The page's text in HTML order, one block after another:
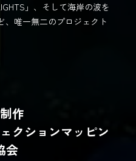
」、そして海岸の波を
、唯一無二のプロジェクト
作
クションマッピン
会